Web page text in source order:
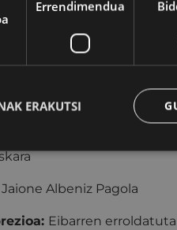
9, 16, 23 eta 30, azaroak
Jaione Albeniz Pagola
Eibarren
Errendimendua
ERAKUTSI